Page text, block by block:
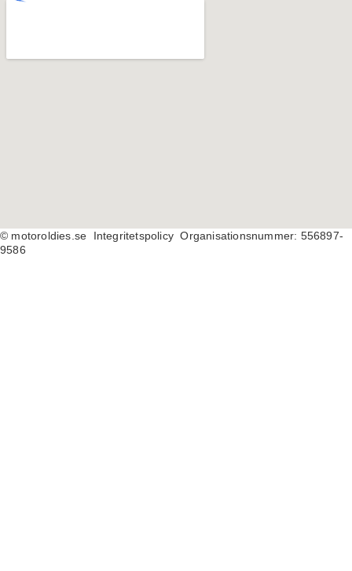
© motoroldies.se
Integritetspolicy Organisationsnummer: 556897-
9586